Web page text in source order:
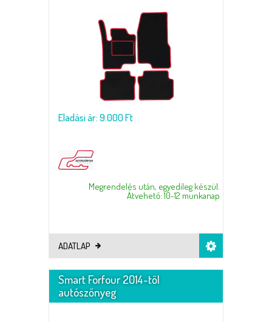
Eladási ár: 9.000 Ft
Megrendelés után, egyedileg készül.
Átvehető: 10-12 munkanap
ADATLAP
Smart Forfour 2014-től
autószőnyeg